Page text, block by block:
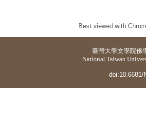
Best viewed with
臺灣大學文學院佛
National Taiwan
doi:10.6681/